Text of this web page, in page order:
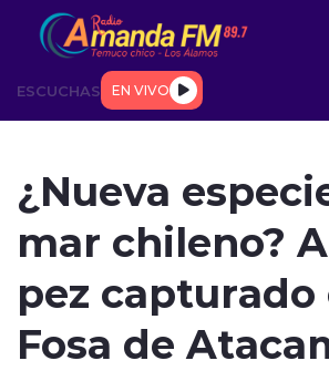
Click acá para ir directamente al
ESCUCHAS EN VIVO
modo claro
¿Nueva
mar chileno?
pez capturado
Fosa de